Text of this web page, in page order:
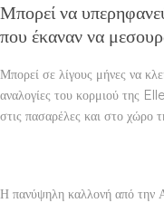
Μπορεί να
που έκαναν να
Μπορεί σε λίγους μήνες να
αναλογίες του κορμιού της
στις πασαρέλες και στο χώρο
Η πανύψηλη καλλονή από την